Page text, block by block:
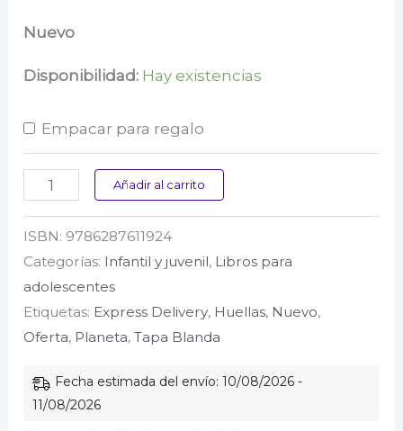
Nuevo
Disponibilidad: Hay existencias
Empacar para regalo
del
rey
cantidad
Añadir al carrito
ISBN: 9786287611924
Categorías: Infantil y juvenil, Libros para
adolescentes
Etiquetas: Express Delivery, Huellas, Nuevo,
Oferta, Planeta,Tapa Blanda
Fecha estimada del envío: 10/08/2026 -
11/08/2026